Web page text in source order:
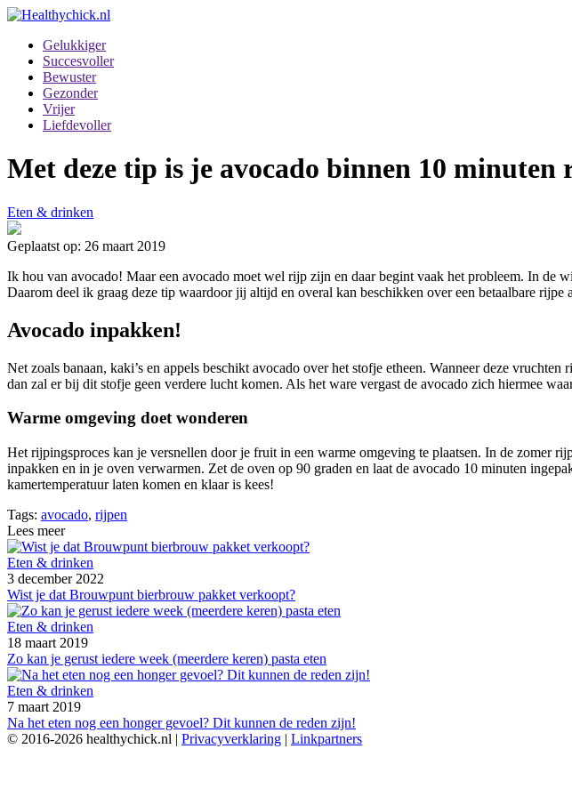
Gelukkiger
Succesvoller
Bewuster
Gezonder
Vrijer
Liefdevoller
Met deze tip is je avocado binnen 10 minuten
Eten & drinken
Geplaatst op: 26 maart 2019
Ik hou van avocado! Maar een avocado moet wel rijp zijn en daar begint vaak het probleem. In de
Daarom deel ik graag deze tip waardoor jij altijd en overal kan beschikken over een betaalbare rijpe
Avocado inpakken!
Net zoals banaan, kaki’s en appels beschikt avocado over het stofje etheen. Wanneer deze
dan zal er bij dit stofje geen verdere lucht komen. Als het ware vergast de avocado zich hiermee
Warme omgeving doet wonderen
Het rijpingsproces kan je versnellen door je fruit in een warme omgeving te plaatsen. In de zomer
inpakken en in je oven verwarmen. Zet de oven op 90 graden en laat de avocado 10 minuten
kamertemperatuur laten komen en klaar is kees!
Tags: avocado, rijpen
Lees meer
Eten & drinken
3 december 2022
Wist je dat Brouwpunt bierbrouw pakket verkoopt?
Eten & drinken
18 maart 2019
Zo kan je gerust iedere week (meerdere keren) pasta eten
Eten & drinken
7 maart 2019
Na het eten nog een honger gevoel? Dit kunnen de reden zijn!
© 2016-2026 healthychick.nl | Privacyverklaring | Linkpartners